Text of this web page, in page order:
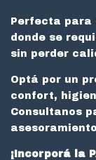
Perfecta para
donde se
sin perder
Optá por un
confort,
Consultanos
¡Incorporá la